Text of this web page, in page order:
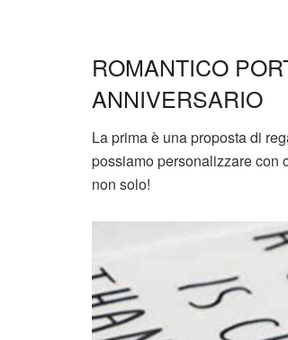
ROMANTICO
ANNIVERSARIO
La prima è una proposta di
possiamo personalizzare con
non solo!